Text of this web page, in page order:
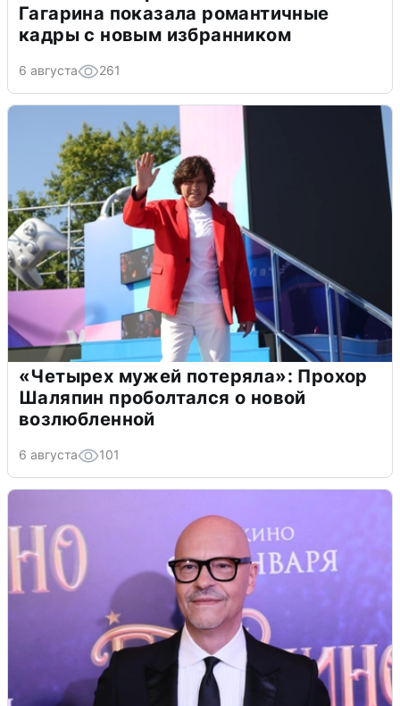
Гагарина показала романтичные
кадры с новым избранником
6 августа 261
«Четырех мужей потеряла»: Прохор
Шаляпин проболтался о новой
возлюбленной
6 августа 101